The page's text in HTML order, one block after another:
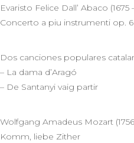
Evaristo Felice Dall’ Abaco (1675
Concerto a piu instrumenti op. 6
Dos canciones populares
– La dama d’Aragó
– De Santanyi vaig partir
Wolfgang Amadeus Mozart (1756
Komm, liebe Zither